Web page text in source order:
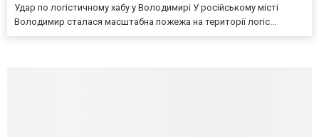
Удар по логістичному хабу у Володимирі У російському місті
Володимир сталася масштабна пожежа на території логіс...